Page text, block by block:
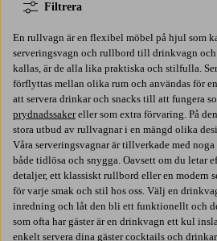
Filtrera
En rullvagn är en flexibel möbel på hjul som
serveringsvagn och rullbord till drinkvagn
kallas, är de alla lika praktiska och stilfulla.
förflyttas mellan olika rum och användas för
att servera drinkar och snacks till att fungera
prydnadssakereller som extra förvaring. På
stora utbud av rullvagnar i en mängd olika
Våra serveringsvagnar är tillverkade med
både tidlösa och snygga. Oavsett om du letar
detaljer, ett klassiskt rullbord eller en modern
för varje smak och stil hos oss. Välj en
inredning och låt den bli ett funktionellt och
som ofta har gäster är en drinkvagn ett kul
enkelt servera dina gäster cocktails och